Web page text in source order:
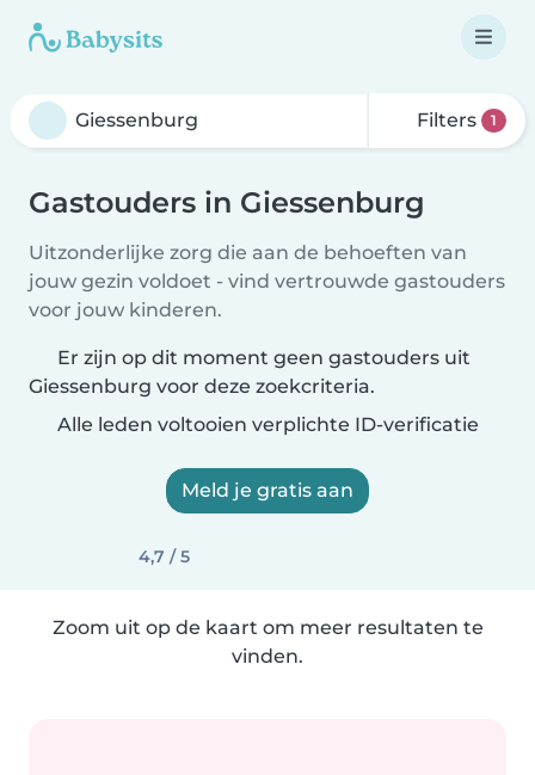
Filters 1
Gastouders in Giessenburg
Uitzonderlijke zorg die aan de behoeften van
jouw gezin voldoet - vind vertrouwde gastouders
voor jouw kinderen.
Er zijn op dit moment geen gastouders uit
Giessenburg voor deze zoekcriteria.
Alle leden voltooien verplichte ID-verificatie
Meld je gratis aan
4,7 / 5
Zoom uit op de kaart om meer resultaten te
vinden.